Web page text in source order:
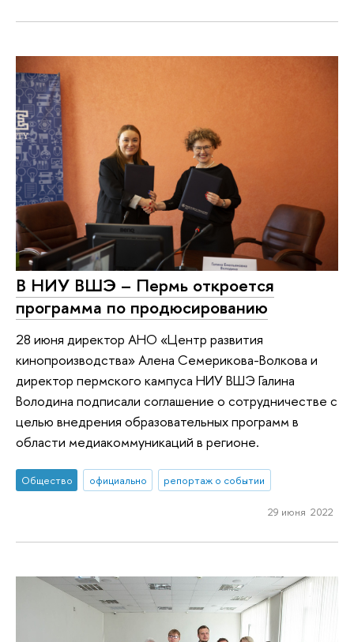
В НИУ ВШЭ – Пермь откроется
программа по продюсированию
28 июня директор АНО «Центр развития
кинопроизводства» Алена Семерикова-Волкова и
директор пермского кампуса НИУ ВШЭ Галина
Володина подписали соглашение о сотрудничестве с
целью внедрения образовательных программ в
области медиакоммуникаций в регионе.
Общество официально репортаж о событии
29 июня 2022